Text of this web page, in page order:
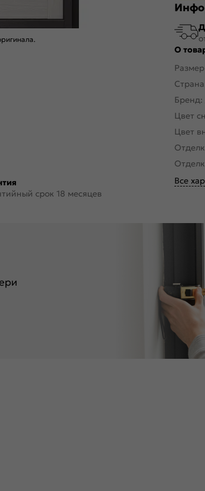
срок 18 месяцев
О
Бренд:
Цвет
Цвет
Все